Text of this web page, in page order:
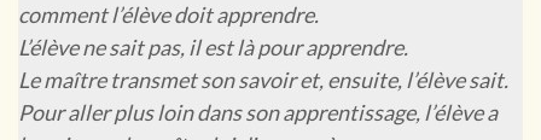
comment l’élève doit apprendre.
L’élève ne sait pas, il est là pour apprendre.
Le maître transmet son savoir et, ensuite, l’élève sait.
Pour aller plus loin dans son apprentissage, l’élève a